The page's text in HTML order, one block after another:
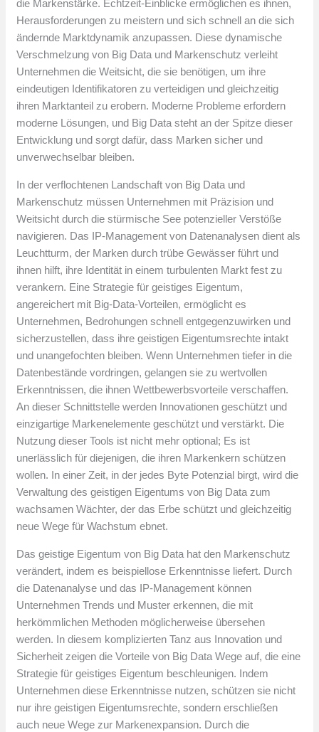
die Markenstärke. Echtzeit-Einblicke ermöglichen es ihnen,
Herausforderungen zu meistern und sich schnell an die sich
ändernde Marktdynamik anzupassen. Diese dynamische
Verschmelzung von Big Data und Markenschutz verleiht
Unternehmen die Weitsicht, die sie benötigen, um ihre
eindeutigen Identifikatoren zu verteidigen und gleichzeitig
ihren Marktanteil zu erobern. Moderne Probleme erfordern
moderne Lösungen, und Big Data steht an der Spitze dieser
Entwicklung und sorgt dafür, dass Marken sicher und
unverwechselbar bleiben.
In der verflochtenen Landschaft von Big Data und
Markenschutz müssen Unternehmen mit Präzision und
Weitsicht durch die stürmische See potenzieller Verstöße
navigieren. Das IP-Management von Datenanalysen dient als
Leuchtturm, der Marken durch trübe Gewässer führt und
ihnen hilft, ihre Identität in einem turbulenten Markt fest zu
verankern. Eine Strategie für geistiges Eigentum,
angereichert mit Big-Data-Vorteilen, ermöglicht es
Unternehmen, Bedrohungen schnell entgegenzuwirken und
sicherzustellen, dass ihre geistigen Eigentumsrechte intakt
und unangefochten bleiben. Wenn Unternehmen tiefer in die
Datenbestände vordringen, gelangen sie zu wertvollen
Erkenntnissen, die ihnen Wettbewerbsvorteile verschaffen.
An dieser Schnittstelle werden Innovationen geschützt und
einzigartige Markenelemente geschützt und verstärkt. Die
Nutzung dieser Tools ist nicht mehr optional; Es ist
unerlässlich für diejenigen, die ihren Markenkern schützen
wollen. In einer Zeit, in der jedes Byte Potenzial birgt, wird die
Verwaltung des geistigen Eigentums von Big Data zum
wachsamen Wächter, der das Erbe schützt und gleichzeitig
neue Wege für Wachstum ebnet.
Das geistige Eigentum von Big Data hat den Markenschutz
verändert, indem es beispiellose Erkenntnisse liefert. Durch
die Datenanalyse und das IP-Management können
Unternehmen Trends und Muster erkennen, die mit
herkömmlichen Methoden möglicherweise übersehen
werden. In diesem komplizierten Tanz aus Innovation und
Sicherheit zeigen die Vorteile von Big Data Wege auf, die eine
Strategie für geistiges Eigentum beschleunigen. Indem
Unternehmen diese Erkenntnisse nutzen, schützen sie nicht
nur ihre geistigen Eigentumsrechte, sondern erschließen
auch neue Wege zur Markenexpansion. Durch die